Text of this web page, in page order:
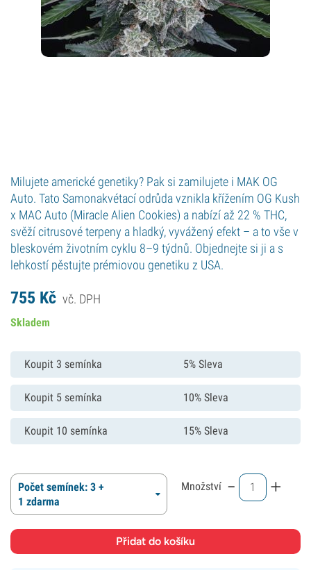
Milujete americké genetiky? Pak si zamilujete i MAK OG
Auto. Tato Samonakvétací odrůda vznikla křížením OG Kush
x MAC Auto (Miracle Alien Cookies) a nabízí až 22 % THC,
svěží citrusové terpeny a hladký, vyvážený efekt – a to vše v
bleskovém životním cyklu 8–9 týdnů. Objednejte si ji a s
lehkostí pěstujte prémiovou genetiku z USA.
755 Kč vč. DPH
Skladem
Koupit 3 semínka 5% Sleva
Koupit 5 semínka 10% Sleva
Koupit 10 semínka 15% Sleva
Počet semínek: 3 +
1 zdarma
Množství - +